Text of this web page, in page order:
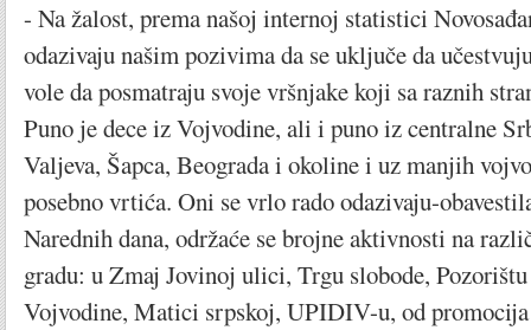
- Na žalost, prema našoj internoj statistici
odazivaju našim pozivima da se uključe da
vole da posmatraju svoje vršnjake koji sa raznih
Puno je dece iz Vojvodine, ali i puno iz centralne
Valjeva, Šapca, Beograda i okoline i uz manjih
posebno vrtića. Oni se vrlo rado odazivaju-
Narednih dana, održaće se brojne aktivnosti na
gradu: u Zmaj Jovinoj ulici, Trgu slobode,
Vojvodine, Matici srpskoj, UPIDIV-u, od